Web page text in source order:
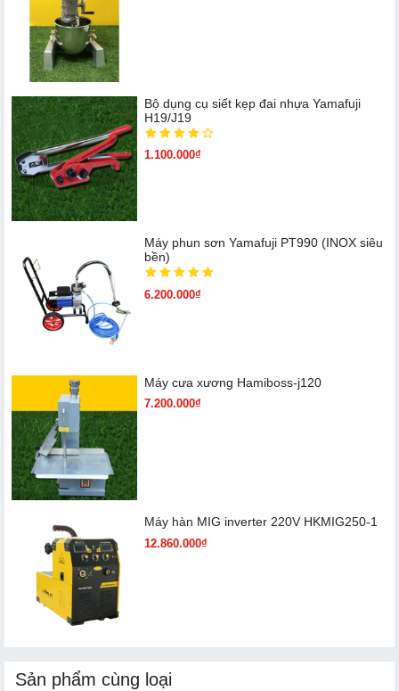
Bộ dụng cụ siết kẹp đai nhựa Yamafuji
H19/J19
1.100.000₫
Máy phun sơn Yamafuji PT990 (INOX siêu
bền)
6.200.000₫
Máy cưa xương Hamiboss-j120
7.200.000₫
Máy hàn MIG inverter 220V HKMIG250-1
12.860.000₫
Sản phẩm cùng loại